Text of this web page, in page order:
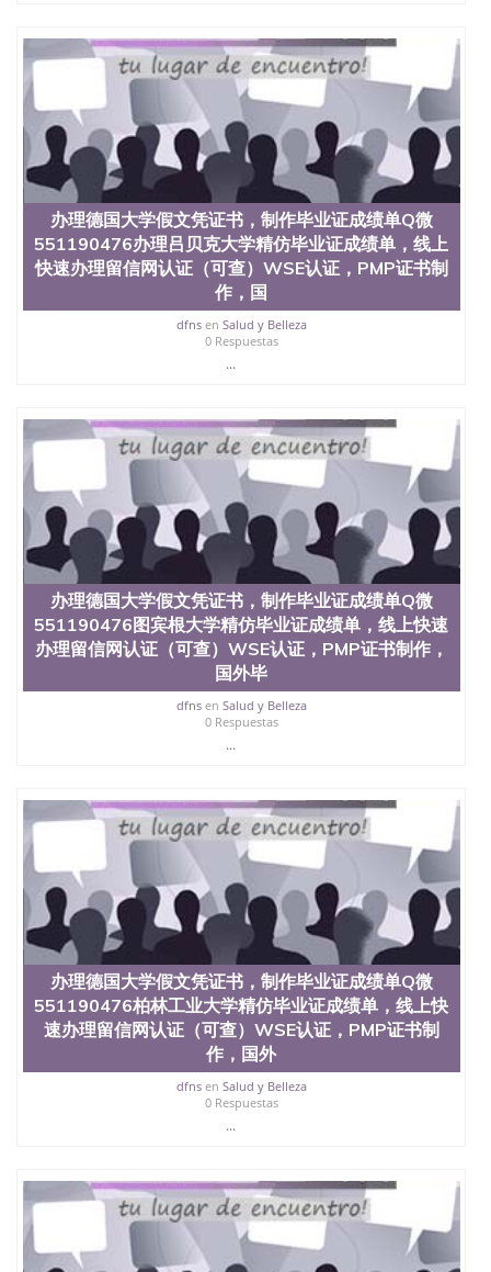
551190476国外大学文凭真制作QQ微信551190476办
国外文凭可找工作QQ微信551190476国外大学有毕业
证QQ微信551190476办理国外毕业证价格QQ微信
551190476国外编号查询QQ微信551190476办理国外
文凭要交定金吗QQ微信551190476办国外可查文凭
QQ微信551190476网上购买真文凭可信吗QQ微信
551190476学士学位证书查询机构QQ微信551190476
国外资格证书办理QQ微信551190476如何办理学历认
证QQ微信551190476海外文凭认证办理QQ微信
551190476 圣何塞州立大学（San Jose State
University, 又译为“圣荷西州立大学”）成立于1857
年，简称SJSU，是加州历史悠久的大学之一，也是美
西地区的公立大学之一。位于圣何塞市San Jose中
心，占地154公顷。它是一所位于加利福尼亚州的著
名综合性公立大学，它以极高的就业率，全美名列前
茅的毕业薪资，浓厚的多元化学术氛围，杰出的本科
生前往求学。 至今，这是一所在世界上享有学术地
位、声誉、实习机会和影响力的高等教育机构，并获
誉为美国本科教育质量的核心代表。其计算机系与会
计系更是在当今美国大学教学排名中表现优异。其毕
业生大多可以在其所处地域的世界硅谷中心得到工作
机会。许多硅谷公司甚至在学生大三和大四的学期提
供许多相应科系的实习机会。无论是加州大学系统
(UC)，还是加州州立大学系统(CSU), 圣何塞州立大学
都占据着加州所有大学中的地理位置。 圣何塞州立大
学座落于硅谷(Silicon Valley), 于附近的旧金山-圣何塞
地区为全美的重要科技中心。约有学生三万人，超过
134种学士学科和65个硕士学科，并有来自世界60余
国的学生来此就读。其有名的科系如计算机科学，电
子工程学，工商管理学，艺术设计，和航空学等，深
受性肯定及好评；而各种大学部和研究所的商学课程
4、电子图做好发给客户确认； 5、电子图确认好转成
品部做成品； 6、成品做好拍照或者视频确认再付余
款； 7、快递给客户（国内顺丰，国外DHL）。 三、
真实网上可查的证明材料 1、教育部学历学位认证，
留服真实存档可查，存档。 2、留学回国人员证明
（使馆认证），使馆网站真实存档可查。 3、留信网
真实可查认证办理，存档可查，终身受用。 四、办理
流程农业科学院、艺术与建筑学院、商学院、交流学
院、地球及物质科学院、教育学院、工程学院、健康
与人类发展学院、信息工程与科学学院、人文学院、
护理学院、科学学院等。学校的教育学院排名在全美
前十名，工学院排名在前十五名，且继续攀升中。纽
约大学为学生们提供本科、硕士及博士学位。学校的
专业课程包括：会计学、MBA、财务、教育、建筑工
程、经济、医学、护理、文学、音乐、生物学、统计
学、美术、电子工程、天文学、农业、环境污染控
制、历史、电气工程、生物工程、建筑设计、工商管
学、化学、英语、社会科学、心理学、戏剧、市场营
销、机械工程、计算机科学、物理学、人工智能、商
科、金融专业 1、客户提供相关材料，确定客户办理
信息，给出操作方案； 2、补充毕业证成绩单等相关
材料； 3、留服注册申请账号，付定金； 4、预约递
办理德国大学假文凭证书，制作毕业证成绩单Q微
551190476办理吕贝克大学精仿毕业证成绩单，线上
快速办理留信网认证（可查）WSE认证，PMP证书制
作，国
dfnsen Salud y Belleza
0 Respuestas
...
办理德国大学假文凭证书，制作毕业证成绩单Q微
551190476图宾根大学精仿毕业证成绩单，线上快速
办理留信网认证（可查）WSE认证，PMP证书制作，
国外毕
dfnsen Salud y Belleza
0 Respuestas
...
办理德国大学假文凭证书，制作毕业证成绩单Q微
551190476柏林工业大学精仿毕业证成绩单，线上快
速办理留信网认证（可查）WSE认证，PMP证书制
作，国外
dfnsen Salud y Belleza
0 Respuestas
...